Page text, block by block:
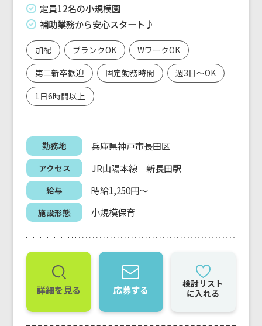
定員12名の小規模園
補助業務から安心スタート♪
加配 ブランクOK
WワークOK
第二新卒歓迎
固定勤務時間
週3日～OK
1日6時間以上
勤務地 兵庫県神戸市長田区
アクセス JR山陽本線 新長田駅
給与 時給1,250円～
施設形態 小規模保育
詳細を見る 応募する
検討リスト
に入れる